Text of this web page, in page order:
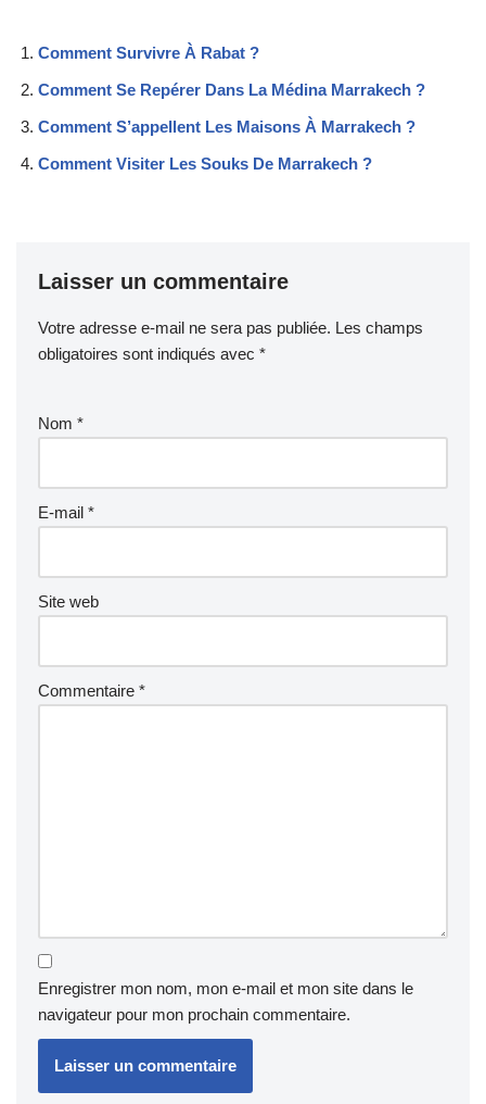
Comment Survivre À Rabat ?
Comment Se Repérer Dans La Médina Marrakech ?
Comment S’appellent Les Maisons À Marrakech ?
Comment Visiter Les Souks De Marrakech ?
Laisser un commentaire
Votre adresse e-mail ne sera pas publiée. Les champs
obligatoires sont indiqués avec *
Nom *
E-mail *
Site web
Commentaire *
Enregistrer mon nom, mon e-mail et mon site dans le
navigateur pour mon prochain commentaire.